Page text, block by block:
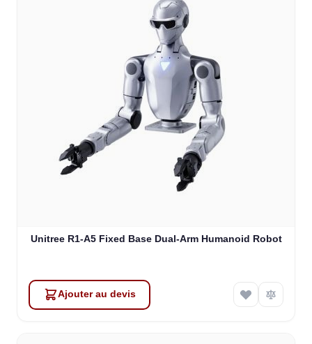
Unitree R1-A5 Fixed Base Dual-Arm Humanoid Robot
Ajouter au devis